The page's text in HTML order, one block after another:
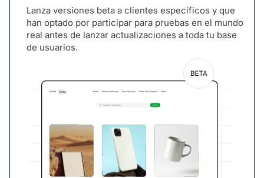
Lanza versiones beta a clientes específicos y que
han optado por participar para pruebas en el mundo
real antes de lanzar actualizaciones a toda tu base
de usuarios.